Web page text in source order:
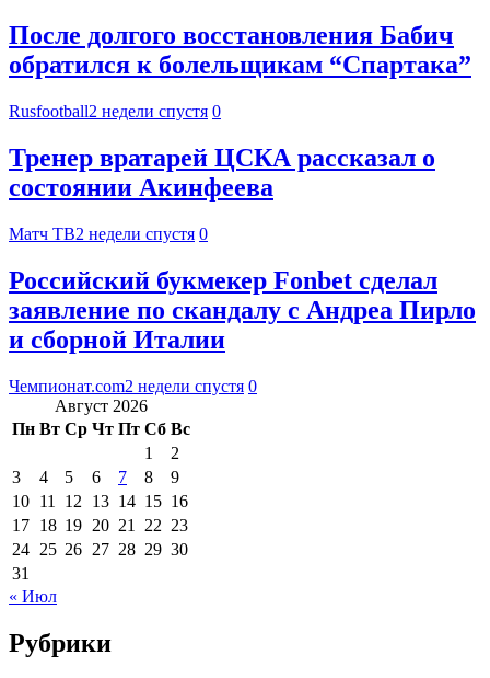
После долгого восстановления Бабич
обратился к болельщикам “Спартака”
Rusfootball2 недели спустя 0
Тренер вратарей ЦСКА рассказал о
состоянии Акинфеева
Матч ТВ2 недели спустя 0
Российский букмекер Fonbet сделал
заявление по скандалу с Андреа Пирло
и сборной Италии
Чемпионат.com2 недели спустя 0
Август 2026
Пн Вт Ср Чт Пт Сб Вс
1
2
3
4 5 6 7 8
9
10 11 12 13 14 15 16
17 18 19 20 21 22 23
24 25 26 27 28 29 30
31
« Июл
Рубрики